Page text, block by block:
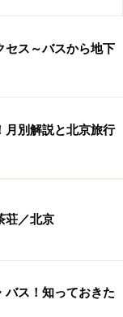
イケイケの
国人
第2位に躍り出て
差を拡大し続け
その勢いは、上
セス～バスから地下
月別解説と北京旅行
荘／北京
バス！知っておきた